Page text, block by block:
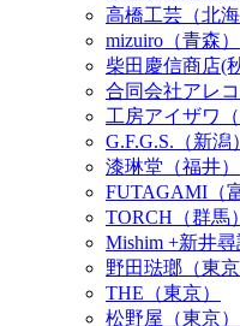
高橋工芸（北海
mizuiro（青森）
柴田慶信商店(
合同会社アレコ
工房アイザワ（
G.F.G.S.（新潟）
漆琳堂（福井）
FUTAGAMI（
TORCH（群馬）
Mishim +新井尋
野田琺瑯（東京
THE（東京）
松野屋（東京）